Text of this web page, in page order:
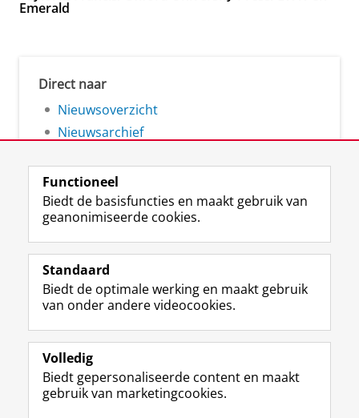
Emerald
Direct naar
Nieuwsoverzicht
Nieuwsarchief
Volg de RUG
F
a
e
b
o
p
a
L
i
k
e
I
-
p
R
S
-
f
e
R
I
n
t
r
m
Y
o
T
e
k
Studiekiezers
Alumni
Over ons
Functioneel
Biedt de basisfuncties en maakt gebruik van
geanonimiseerde cookies.
Standaard
Biedt de optimale werking en maakt gebruik
van onder andere videocookies.
Volledig
Biedt gepersonaliseerde content en maakt
gebruik van marketingcookies.